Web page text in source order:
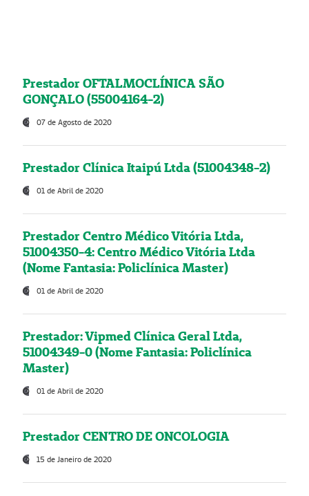
Prestador OFTALMOCLÍNICA SÃO
GONÇALO (55004164-2)
07 de Agosto de 2020
Prestador Clínica Itaipú Ltda (51004348-2)
01 de Abril de 2020
Prestador Centro Médico Vitória Ltda,
51004350-4: Centro Médico Vitória Ltda
(Nome Fantasia: Policlínica Master)
01 de Abril de 2020
Prestador: Vipmed Clínica Geral Ltda,
51004349-0 (Nome Fantasia: Policlínica
Master)
01 de Abril de 2020
Prestador CENTRO DE ONCOLOGIA
15 de Janeiro de 2020